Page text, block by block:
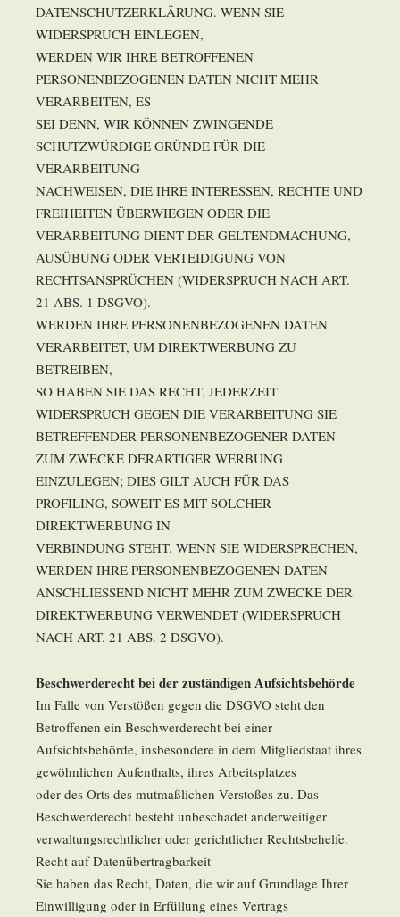
DATENSCHUTZERKLÄRUNG. WENN SIE
WIDERSPRUCH EINLEGEN,
WERDEN WIR IHRE BETROFFENEN
PERSONENBEZOGENEN DATEN NICHT MEHR
VERARBEITEN, ES
SEI DENN, WIR KÖNNEN ZWINGENDE
SCHUTZWÜRDIGE GRÜNDE FÜR DIE
VERARBEITUNG
NACHWEISEN, DIE IHRE INTERESSEN, RECHTE UND
FREIHEITEN ÜBERWIEGEN ODER DIE
VERARBEITUNG DIENT DER GELTENDMACHUNG,
AUSÜBUNG ODER VERTEIDIGUNG VON
RECHTSANSPRÜCHEN (WIDERSPRUCH NACH ART.
21 ABS. 1 DSGVO).
WERDEN IHRE PERSONENBEZOGENEN DATEN
VERARBEITET, UM DIREKTWERBUNG ZU
BETREIBEN,
SO HABEN SIE DAS RECHT, JEDERZEIT
WIDERSPRUCH GEGEN DIE VERARBEITUNG SIE
BETREFFENDER PERSONENBEZOGENER DATEN
ZUM ZWECKE DERARTIGER WERBUNG
EINZULEGEN; DIES GILT AUCH FÜR DAS
PROFILING, SOWEIT ES MIT SOLCHER
DIREKTWERBUNG IN
VERBINDUNG STEHT. WENN SIE WIDERSPRECHEN,
WERDEN IHRE PERSONENBEZOGENEN DATEN
ANSCHLIESSEND NICHT MEHR ZUM ZWECKE DER
DIREKTWERBUNG VERWENDET (WIDERSPRUCH
NACH ART. 21 ABS. 2 DSGVO).
Beschwerderecht bei der zuständigen Aufsichtsbehörde
Im Falle von Verstößen gegen die DSGVO steht den
Betroffenen ein Beschwerderecht bei einer
Aufsichtsbehörde, insbesondere in dem Mitgliedstaat ihres
gewöhnlichen Aufenthalts, ihres Arbeitsplatzes
oder des Orts des mutmaßlichen Verstoßes zu. Das
Beschwerderecht besteht unbeschadet anderweitiger
verwaltungsrechtlicher oder gerichtlicher Rechtsbehelfe.
Recht auf Datenübertragbarkeit
Sie haben das Recht, Daten, die wir auf Grundlage Ihrer
Einwilligung oder in Erfüllung eines Vertrags